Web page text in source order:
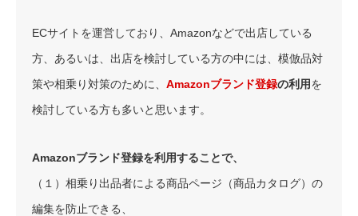
ECサイトを運営しており、Amazonなどで出店している
方、あるいは、出店を検討している方の中には、模倣品対
策や相乗り対策のために、 Amazonブランド登録の利用を
検討している方も多いと思います。
Amazonブランド登録を利用することで、
（１）相乗り出品者による商品ページ（商品カタログ）の
編集を防止できる、